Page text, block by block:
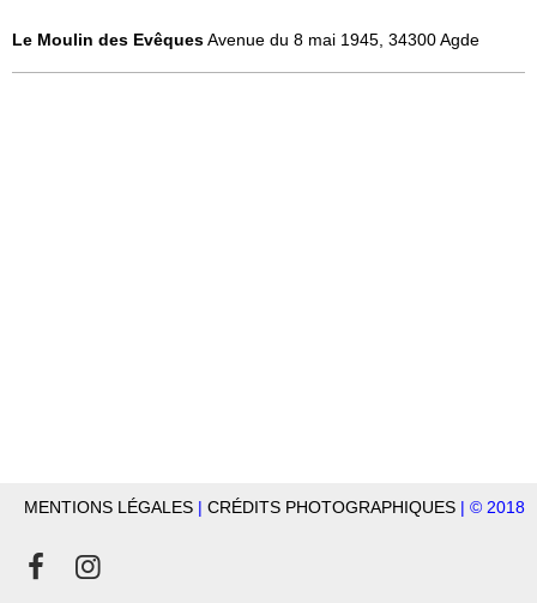
Le Moulin des EvêquesAvenue du 8 mai 1945, 34300 Agde
MENTIONS LÉGALES | CRÉDITS PHOTOGRAPHIQUES | © 2018